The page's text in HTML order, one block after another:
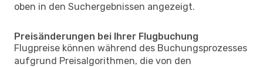
oben in den Suchergebnissen angezeigt.
Preisänderungen bei Ihrer Flugbuchung
Flugpreise können während des Buchungsprozesses
aufgrund Preisalgorithmen, die von den